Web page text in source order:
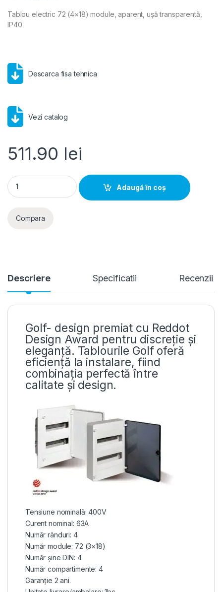
Tablou electric 72 (4×18) module, aparent, ușă transparentă,
IP40
Descarca fisa tehnica
Vezi catalog
511.90 lei
Hager Golf- Tablou electric 72 module, aparent, usa
Adaugă în coș
Compara
Descriere Specificatii Recenzii
Golf- design premiat cu Reddot
Design Award pentru discreție și
eleganță. Tablourile Golf oferă
eficiență la instalare, fiind
combinația perfectă între
calitate și design.
Tensiune nominală: 400V
Curent nominal: 63A
Număr rânduri: 4
Număr module: 72 (3×18)
Număr șine DIN: 4
Număr compartimente: 4
Garanție 2 ani.